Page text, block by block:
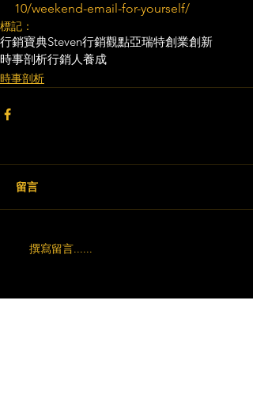
10/weekend-email-for-yourself/
標記：
行銷寶典Steven行銷觀點亞瑞特創業創新
時事剖析行銷人養成
時事剖析
留言
撰寫留言......